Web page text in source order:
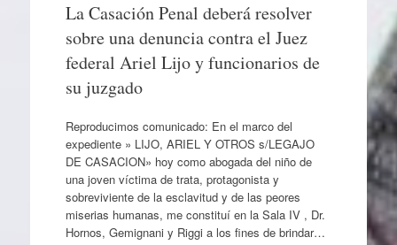
La Casación Penal deberá resolver
sobre una denuncia contra el Juez
federal Ariel Lijo y funcionarios de
su juzgado
Reproducimos comunicado: En el marco del
expediente » LIJO, ARIEL Y OTROS s/LEGAJO
DE CASACION» hoy como abogada del niño de
una joven víctima de trata, protagonista y
sobreviviente de la esclavitud y de las peores
miserias humanas, me constituí en la Sala IV , Dr.
Hornos, Gemignani y Riggi a los fines de brindar…